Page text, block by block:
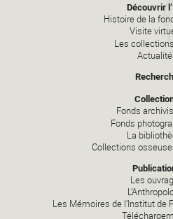
Découvrir
Histoire de la
Visite
Les
Fonds
Fonds
La
Collections
Les
Les Mémoires de l’Institut de